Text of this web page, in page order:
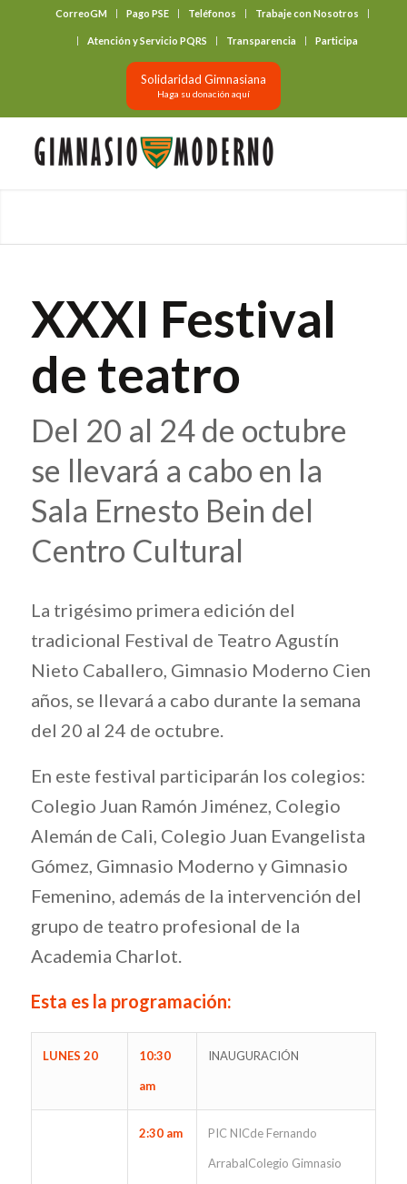
CorreoGM Pago PSE Teléfonos Trabaje con Nosotros
Atención y Servicio PQRS Transparencia Participa
Solidaridad Gimnasiana
Haga su donación aquí
XXXI Festival
de teatro
Del 20 al 24 de octubre
se llevará a cabo en la
Sala Ernesto Bein del
Centro Cultural
La trigésimo primera edición del
tradicional Festival de Teatro Agustín
Nieto Caballero, Gimnasio Moderno Cien
años, se llevará a cabo durante la semana
del 20 al 24 de octubre.
En este festival participarán los colegios:
Colegio Juan Ramón Jiménez, Colegio
Alemán de Cali, Colegio Juan Evangelista
Gómez, Gimnasio Moderno y Gimnasio
Femenino, además de la intervención del
grupo de teatro profesional de la
Academia Charlot.
Esta es la programación:
LUNES 20 10:30
am
INAUGURACIÓN
2:30 am PIC NICde Fernando
ArrabalColegio Gimnasio